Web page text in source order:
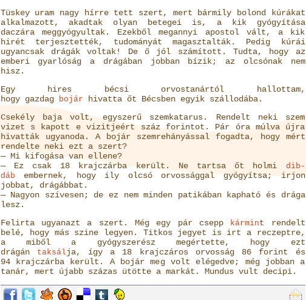
Tüskey uram nagy hírre tett szert, mert bármily bolond kúrákat
alkalmazott, akadtak olyan betegei is, a kik gyógyítása
daczára meggyógyultak. Ezekből megannyi apostol vált, a kik
hirét terjesztették, tudományát magasztalták. Pedig kúrái
ugyancsak drágák voltak! De ő jól számított. Tudta, hogy az
emberi gyarlóság a drágában jobban bízik; az olcsónak nem
hisz.
Egy hires bécsi orvostanártól hallottam,
hogy gazdag bojár hivatta őt Bécsben egyik szállodába.
Csekély baja volt, egyszerű szemkatarus. Rendelt neki szem
vizet s kapott e vizitjeért száz forintot. Pár óra múlva újra
hivatták ugyanoda. A bojár szemrehányással fogadta, hogy mért
rendelte neki ezt a szert?
— Mi kifogása van ellene?
— Ez csak 18 krajczárba került. Ne tartsa őt holmi
dib-
dáb embernek, hogy ily olcsó orvossággal gyógyítsa; irjon
jobbat, drágábbat.
— Nagyon szívesen; de ez nem minden patikában kapható és drága
lesz.
Felirta ugyanazt a szert. Még egy pár csepp kármint rendelt
belé, hogy más szine legyen. Titkos jegyet is irt a reczeptre,
a miből a gyógyszerész megértette, hogy ezt
drágán
taksálja, így a 18 krajczáros orvosság 86 forint és
94 krajczárba került. A bojár meg volt elégedve; még jobban a
tanár, mert újabb százas ütötte a markát. Mundus vult decipi.